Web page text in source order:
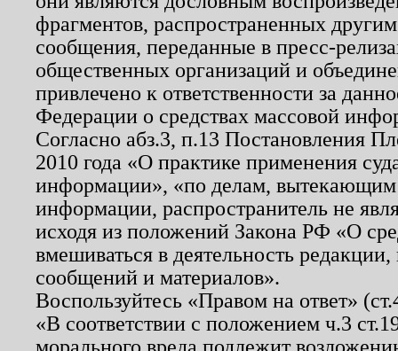
фрагментов, распространенных
сообщения, переданные в пресс-
общественных организаций и
привлечено к ответственности за
Федерации о средствах массовой
Согласно абз.3, п.13 Постановления
2010 года «О практике применения
информации», «по делам, вытекающим
информации, распространитель не
исходя из положений Закона РФ «О
вмешиваться в деятельность
сообщений и материалов».
Воспользуйтесь «Правом на ответ»
«В соответствии с положением ч.3
морального вреда подлежит